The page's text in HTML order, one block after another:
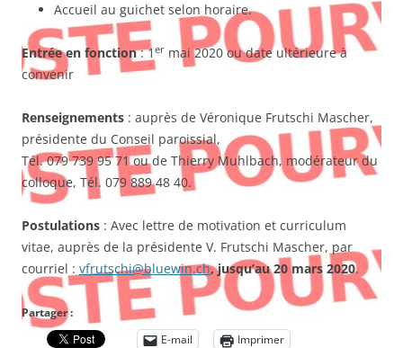
Accueil au guichet selon horaire.
Entrée en fonction: 1 er mai 2020 ou date ultérieure à
convenir
Renseignements : auprès de Véronique Frutschi Mascher,
présidente du Conseil paroissial,
Tél. 079 739 95 71 ou de Thierry Muhlbach, modérateur du
colloque, Tél. 079 889 48 40.
Postulations : Avec lettre de motivation et curriculum
vitae, auprès de la présidente V. Frutschi Mascher, par
courriel : vfrutschi@bluewin.ch, jusqu’au 20 mars 2020.
Partager :
E-mail
Imprimer